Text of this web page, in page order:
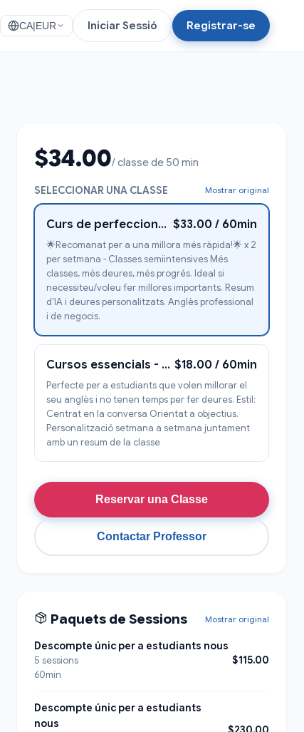
CA|EUR Iniciar Sessió Registrar-se
$34.00/ classe de 50 min
SELECCIONAR UNA CLASSE Mostrar original
Curs de perfeccionament d'anglès professional 1-1 $33.00 / 60min
🌟Recomanat per a una millora més ràpida!🌟 x 2
per setmana - Classes semiintensives Més
classes, més deures, més progrés. Ideal si
necessiteu/voleu fer millores importants. Resum
d'IA i deures personalitzats. Anglès professional
i de negocis.
Cursos essencials - Sense deures - Conversacional $18.00 / 60min
Perfecte per a estudiants que volen millorar el
seu anglès i no tenen temps per fer deures. Estil:
Centrat en la conversa Orientat a objectius.
Personalització setmana a setmana juntament
amb un resum de la classe
Reservar una Classe
Contactar Professor
Paquets de Sessions Mostrar original
Descompte únic per a estudiants nous
5 sessions
60min
$115.00
Descompte únic per a estudiants
nous